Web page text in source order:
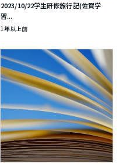
2023/10/22学生研修旅行記(佐賀学
習...
1年以上前